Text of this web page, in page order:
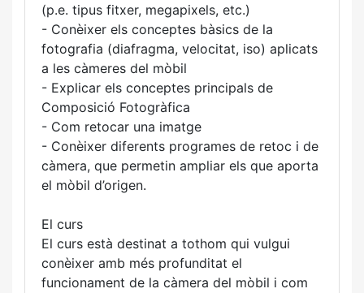
(p.e. tipus fitxer, megapixels, etc.)
- Conèixer els conceptes bàsics de la
fotografia (diafragma, velocitat, iso) aplicats
a les càmeres del mòbil
- Explicar els conceptes principals de
Composició Fotogràfica
- Com retocar una imatge
- Conèixer diferents programes de retoc i de
càmera, que permetin ampliar els que aporta
el mòbil d’origen.
El curs
El curs està destinat a tothom qui vulgui
conèixer amb més profunditat el
funcionament de la càmera del mòbil i com